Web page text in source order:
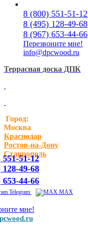
8 (800) 551-51-12
8 (495) 128-49-68
8 (967) 653-44-66
Перезвоните мне!
info@dpcwood.ru
Террасная доска ДПК
Город:
Москва
Краснодар
Ростов-на-Дону
Ставрополь
551-51-12
128-49-68
653-44-66
Telegram MAX
мне!